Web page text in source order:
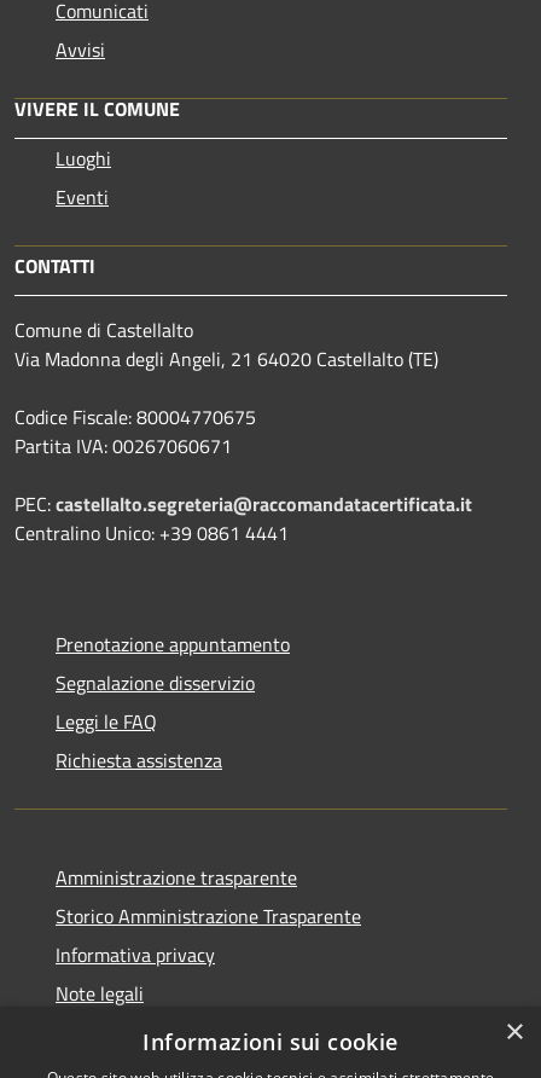
Comunicati
Avvisi
VIVERE IL COMUNE
Luoghi
Eventi
CONTATTI
Comune di Castellalto
Via Madonna degli Angeli, 21 64020 Castellalto (TE)
Codice Fiscale: 80004770675
Partita IVA: 00267060671
PEC:castellalto.segreteria@raccomandatacertificata.it
Centralino Unico: +39 0861 4441
Prenotazione appuntamento
Segnalazione disservizio
Leggi le FAQ
Richiesta assistenza
Amministrazione trasparente
Storico Amministrazione Trasparente
Informativa privacy
Note legali
Dichiarazione di accessibilità
×
Informazioni sui cookie